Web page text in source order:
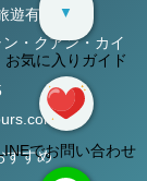
有限公司）
・クアン・カイ
すすめ
▼
お気に入りガイド
でお問い合わせ